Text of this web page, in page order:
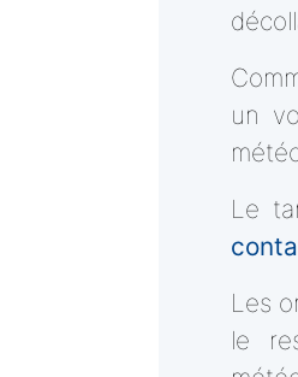
un
Le
Les
le